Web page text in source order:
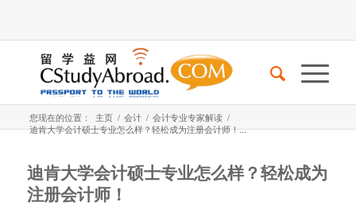
您现在的位置： 主页 / 会计 / 会计专业专家解读 /
迪肯大学会计硕士专业怎么样？轻松成为注册会计师！...
迪肯大学会计硕士专业怎么样？轻松成为
注册会计师！